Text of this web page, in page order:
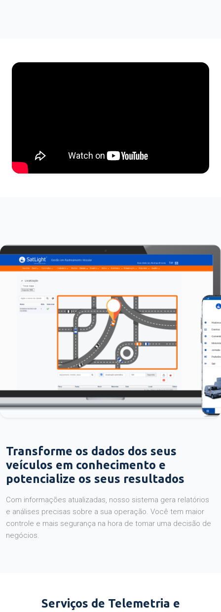
Transforme os dados dos seus
veículos em conhecimento e
potencialize os seus resultados
Com informações atualizadas, nosso sistema gera relatórios
e análises precisas sobre a sua operação. Você tem maior
controle e mais segurança na hora de tomar uma decisão de
negócios.
Serviços de Telemetria e